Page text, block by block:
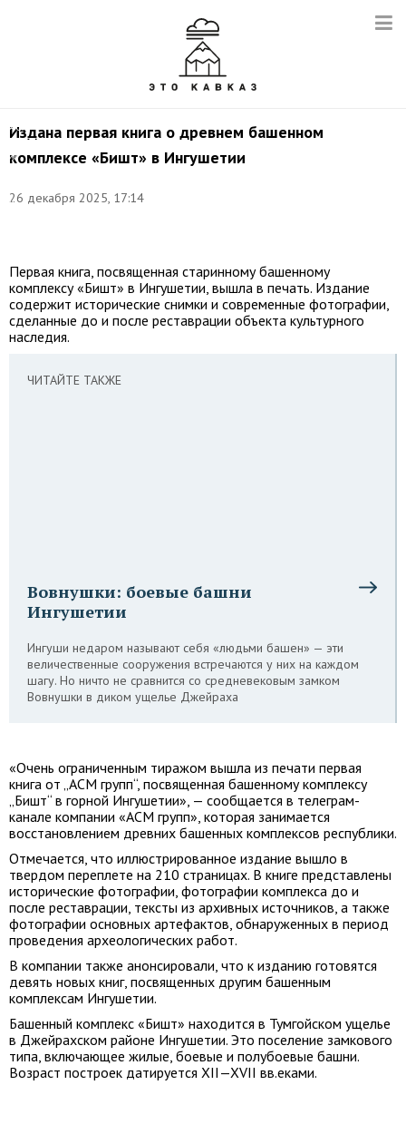
Издана первая книга о древнем башенном
комплексе «Бишт» в Ингушетии
26 декабря 2025, 17:14
АСМ
ГРУПП
//
и
Первая книга, посвященная старинному башенному
комплексу «Бишт» в Ингушетии, вышла в печать. Издание
содержит исторические снимки и современные фотографии,
сделанные до и после реставрации объекта культурного
наследия.
ЧИТАЙТЕ ТАКЖЕ
Вовнушки: боевые башни
Ингушетии
Ингуши недаром называют себя «людьми башен» — эти
величественные сооружения встречаются у них на каждом
шагу. Но ничто не сравнится со средневековым замком
Вовнушки в диком ущелье Джейраха
«Очень ограниченным тиражом вышла из печати первая
книга от „АСМ групп“, посвященная башенному комплексу
„Бишт“ в горной Ингушетии», — сообщается в телеграм-
канале компании «АСМ групп», которая занимается
восстановлением древних башенных комплексов республики.
Отмечается, что иллюстрированное издание вышло в
твердом переплете на 210 страницах. В книге представлены
исторические фотографии, фотографии комплекса до и
после реставрации, тексты из архивных источников, а также
фотографии основных артефактов, обнаруженных в период
проведения археологических работ.
В компании также анонсировали, что к изданию готовятся
девять новых книг, посвященных другим башенным
комплексам Ингушетии.
Башенный комплекс «Бишт» находится в Тумгойском ущелье
в Джейрахском районе Ингушетии. Это поселение замкового
типа, включающее жилые, боевые и полубоевые башни.
Возраст построек датируется XII—XVII вв.еками.